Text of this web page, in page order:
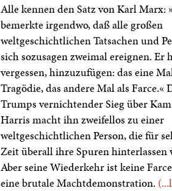
Alle kennen den Satz von Karl Marx:
bemerkte irgendwo, daß alle großen
weltgeschichtlichen Tatsachen und
sich sozusagen zweimal ereignen. Er
vergessen, hinzuzufügen: das eine
Tragödie, das andere Mal als Farce.«
Trumps vernichtender Sieg über
Harris macht ihn zweifellos zu einer
weltgeschichtlichen Person, die für
Zeit überall ihre Spuren hinterlassen
Aber seine Wiederkehr ist keine
eine brutale Machtdemonstration.